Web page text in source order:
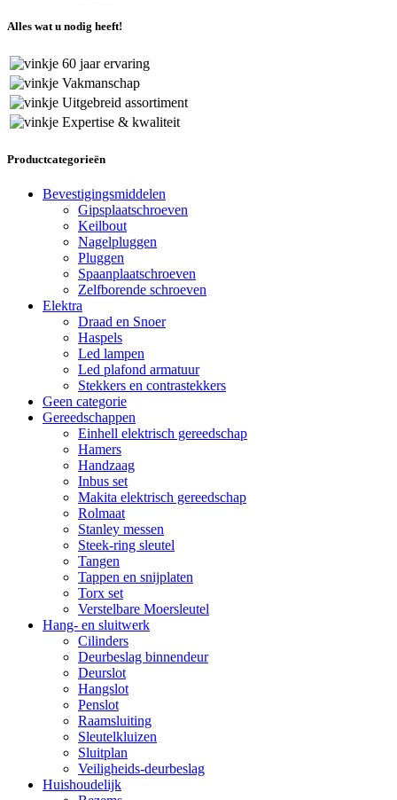
Alles wat u nodig heeft!
60 jaar ervaring
Vakmanschap
Uitgebreid assortiment
Expertise & kwaliteit
Productcategorieën
Bevestigingsmiddelen
Gipsplaatschroeven
Keilbout
Nagelpluggen
Pluggen
Spaanplaatschroeven
Zelfborende schroeven
Elektra
Draad en Snoer
Haspels
Led lampen
Led plafond armatuur
Stekkers en contrastekkers
Geen categorie
Gereedschappen
Einhell elektrisch gereedschap
Hamers
Handzaag
Inbus set
Makita elektrisch gereedschap
Rolmaat
Stanley messen
Steek-ring sleutel
Tangen
Tappen en snijplaten
Torx set
Verstelbare Moersleutel
Hang- en sluitwerk
Cilinders
Deurbeslag binnendeur
Deurslot
Hangslot
Penslot
Raamsluiting
Sleutelkluizen
Sluitplan
Veiligheids-deurbeslag
Huishoudelijk